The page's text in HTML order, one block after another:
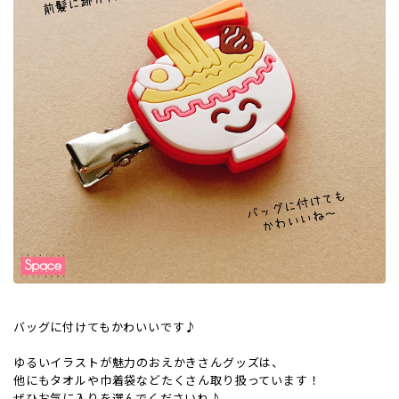
バッグに付けてもかわいいです♪
ゆるいイラストが魅力のおえかきさんグッズは、
他にもタオルや巾着袋などたくさん取り扱っています！